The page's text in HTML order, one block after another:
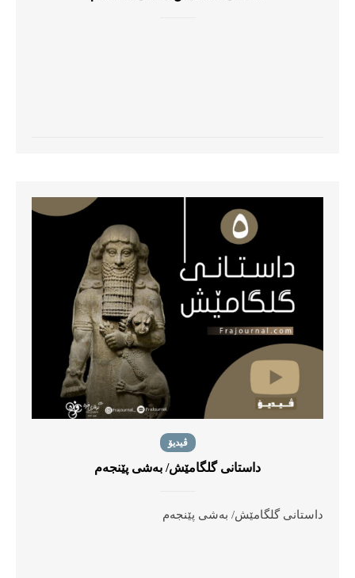
ڤیدیۆ
داستانی گلگامێش/ بەشی پێنجەم
داستانی گلگامێش/ بەشی پێنجەم